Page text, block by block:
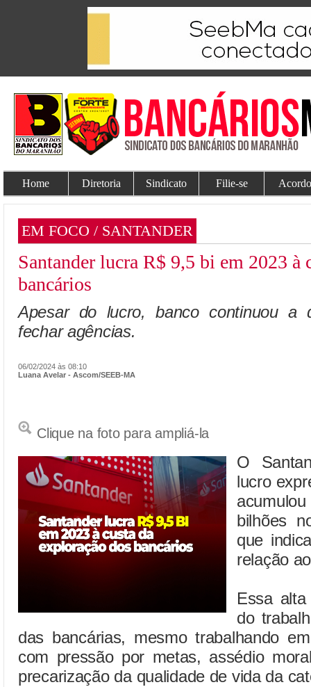
Home Diretoria Sindicato Filie-se
EM FOCO / SANTANDER
Santander lucra R$ 9,5 bi em 2023 à
bancários
Apesar do lucro, banco continuou a
fechar agências.
06/02/2024 às 08:10
Luana Avelar - Ascom/SEEB-MA
Clique na foto para ampliá-la
O
lucro
bilhões
que
relação
Essa
do
das bancárias, mesmo trabalhando
com pressão por metas, assédio
precarização da qualidade de vida da